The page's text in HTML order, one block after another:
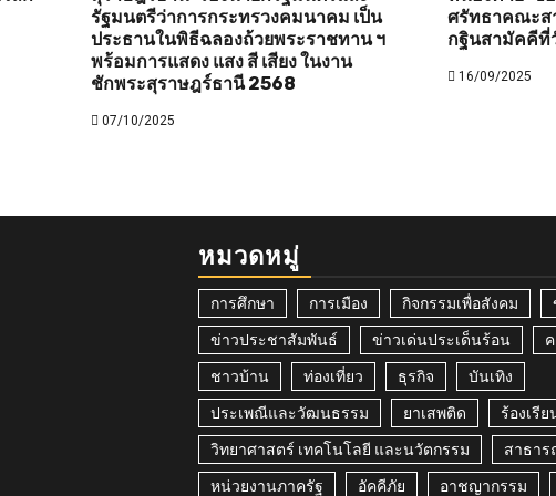
รัฐมนตรีว่าการกระทรวงคมนาคม เป็น
ประธานในพิธีฉลองถ้วยพระราชทาน ฯ
พร้อมการแสดง แสง สี เสียง ในงาน
ชักพระสุราษฎร์ธานี 2568
07/10/2025
ศรัทธาคณะ
กฐินสามัคคีที่
16/09/2025
หมวดหมู่
การศึกษา การเมือง กิจกรรมเพื่อสังคม
ข่าวประชาสัมพันธ์ ข่าวเด่นประเด็นร้อน
ชาวบ้าน ท่องเที่ยว ธุรกิจ บันเทิง
ประเพณีและวัฒนธรรม ยาเสพติด ร้องเรีย
วิทยาศาสตร์ เทคโนโลยี และนวัตกรรม สาธา
หน่วยงานภาครัฐ อัคคีภัย อาชญากรรม